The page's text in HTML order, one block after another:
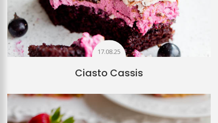
17.08.25
Ciasto Cassis